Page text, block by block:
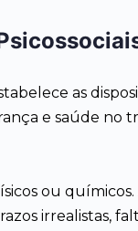
as
e saúde no
ou
irrealistas,